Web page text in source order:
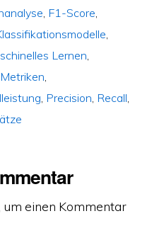
, F1-Score,
,
Lernen,
Metriken,
, Precision, Recall,
um einen Kommentar